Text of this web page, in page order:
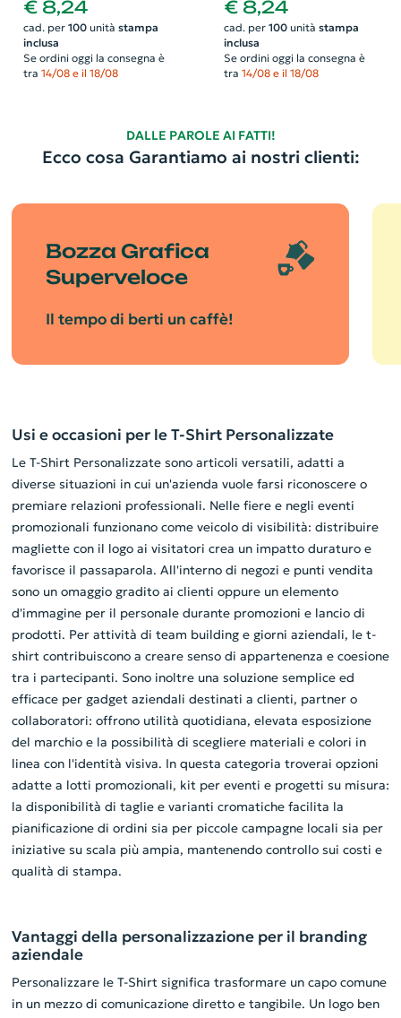
100% cotone ringspun
resistente 160gr
€ 8,24
cad. per 100unità stampa
inclusa
Se ordini oggi la consegna è
tra 14/08 e il 18/08
Jersey 100% cotone
ringspun resistente 160gr
€ 8,24
cad. per 100unità stampa
inclusa
Se ordini oggi la consegna è
tra 14/08 e il 18/08
DALLE PAROLE AI FATTI!
Ecco cosa Garantiamo ai nostri clienti:
Bozza Grafica
Superveloce
Il tempo di berti un caffè!
Usi e occasioni per le T-Shirt Personalizzate
Le T-Shirt Personalizzate sono articoli versatili, adatti a
diverse situazioni in cui un'azienda vuole farsi riconoscere o
premiare relazioni professionali. Nelle fiere e negli eventi
promozionali funzionano come veicolo di visibilità: distribuire
magliette con il logo ai visitatori crea un impatto duraturo e
favorisce il passaparola. All'interno di negozi e punti vendita
sono un omaggio gradito ai clienti oppure un elemento
d'immagine per il personale durante promozioni e lancio di
prodotti. Per attività di team building e giorni aziendali, le t-
shirt contribuiscono a creare senso di appartenenza e coesione
tra i partecipanti. Sono inoltre una soluzione semplice ed
efficace per gadget aziendali destinati a clienti, partner o
collaboratori: offrono utilità quotidiana, elevata esposizione
del marchio e la possibilità di scegliere materiali e colori in
linea con l'identità visiva. In questa categoria troverai opzioni
adatte a lotti promozionali, kit per eventi e progetti su misura:
la disponibilità di taglie e varianti cromatiche facilita la
pianificazione di ordini sia per piccole campagne locali sia per
iniziative su scala più ampia, mantenendo controllo sui costi e
qualità di stampa.
Vantaggi della personalizzazione per il branding
aziendale
Personalizzare le T-Shirt significa trasformare un capo comune
in un mezzo di comunicazione diretto e tangibile. Un logo ben